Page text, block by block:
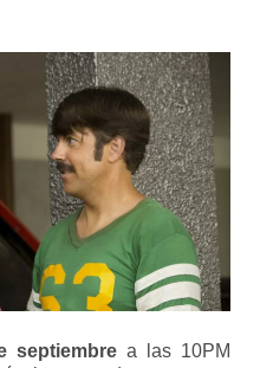
septiembre a las 10PM